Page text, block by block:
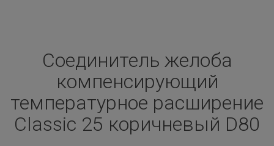
Соединитель желоба
компенсирующий
температурное расширение
Classic 25 коричневый D80